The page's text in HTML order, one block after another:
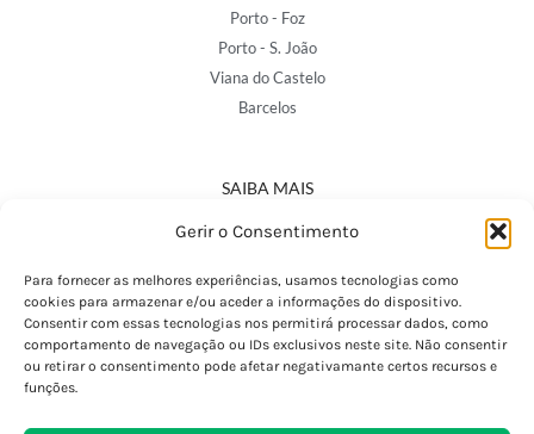
Gerir o Consentimento
Para fornecer as melhores experiências, usamos tecnologias como
cookies para armazenar e/ou aceder a informações do dispositivo.
Consentir com essas tecnologias nos permitirá processar dados, como
comportamento de navegação ou IDs exclusivos neste site. Não consentir
ou retirar o consentimento pode afetar negativamante certos recursos e
funções.
Porto - Foz
Porto - S. João
Viana do Castelo
Barcelos
SAIBA MAIS
Política de Privacidade
Termos e Condições
Perguntas Frequentes
Custos de Envio
Encomendas Internacionais
Devoluções e Trocas